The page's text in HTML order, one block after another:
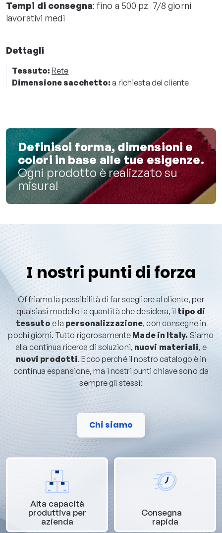
Tempi di consegna: fino a 500 pz 7/8 giorni
lavorativi medi
Dettagli
Tessuto: Rete
Dimensione sacchetto: a richiesta del cliente
Definisci forma, dimensioni e
colori in base alle tue esigenze.
Ogni prodotto è realizzato su
misura!
I nostri punti di forza
Offriamo la possibilità di far scegliere al cliente, per
qualsiasi modello la quantità che desidera, iltipo di
tessuto e lapersonalizzazione, con consegne in
pochi giorni. Tutto rigorosamente Made in Italy. Siamo
alla continua ricerca di soluzioni, nuovi materiali, e
nuovi prodotti. Ecco perché il nostro catalogo è in
continua espansione, ma i nostri punti chiave sono da
sempre gli stessi:
Chi siamo
Alta capacità
produttiva per
azienda
Consegna
rapida